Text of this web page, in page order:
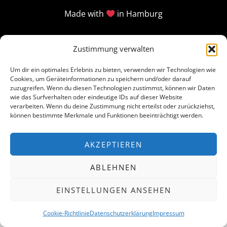
Zustimmung verwalten
Um dir ein optimales Erlebnis zu bieten, verwenden wir Technologien wie
Cookies, um Geräteinformationen zu speichern und/oder darauf
zuzugreifen. Wenn du diesen Technologien zustimmst, können wir Daten
wie das Surfverhalten oder eindeutige IDs auf dieser Website
verarbeiten. Wenn du deine Zustimmung nicht erteilst oder zurückziehst,
können bestimmte Merkmale und Funktionen beeinträchtigt werden.
AKZEPTIEREN
ABLEHNEN
EINSTELLUNGEN ANSEHEN
Cookie-RichtlinieDatenschutzerklärungImpressum
Made with in Hamburg